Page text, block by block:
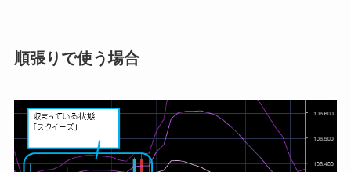
順張りで使う場合